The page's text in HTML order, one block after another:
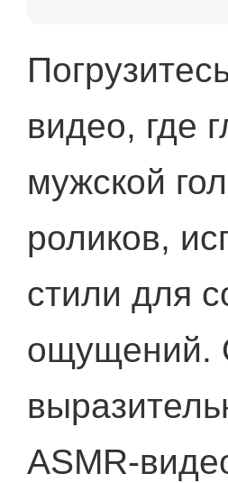
видео, где
мужской
роликов,
стили для
ощущений.
ASMR-